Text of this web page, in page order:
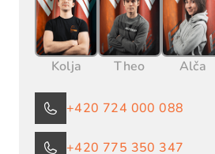
Kolja Theo Alča
+420 724 000 088
+420 775 350 347